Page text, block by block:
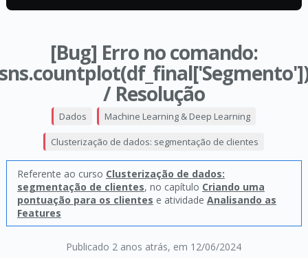
[Bug] Erro no comando:
/ Resolução
Publicado 2 anos atrás, em 12/06/2024
Dados Machine Learning & Deep Learning
Clusterização de dados: segmentação de clientes
Referente ao curso Clusterização de dados:
segmentação de clientes, no capítulo Criando uma
pontuação para os clientes e atividade Analisando as
Features